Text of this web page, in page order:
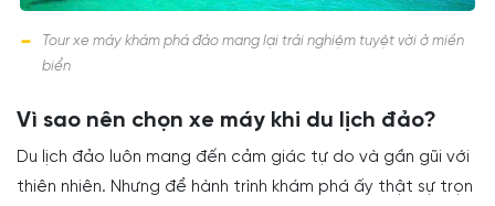
Tour xe máy khám phá đảo mang lại trải nghiệm tuyệt vời ở miền
biển
Vì sao nên chọn xe máy khi du lịch đảo?
Du lịch đảo luôn mang đến cảm giác tự do và gần gũi với
thiên nhiên. Nhưng để hành trình khám phá ấy thật sự trọn